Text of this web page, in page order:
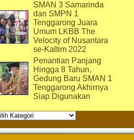
SMAN 3 Samarinda
dan SMPN 1
Tenggarong Juara
Umum LKBB The
Velocity of Nusantara
se-Kaltim 2022
Penantian Panjang
Hingga 8 Tahun,
Gedung Baru SMAN 1
Tenggarong Akhirnya
Siap Digunakan